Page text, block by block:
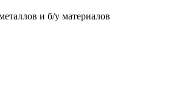
и б/у материалов